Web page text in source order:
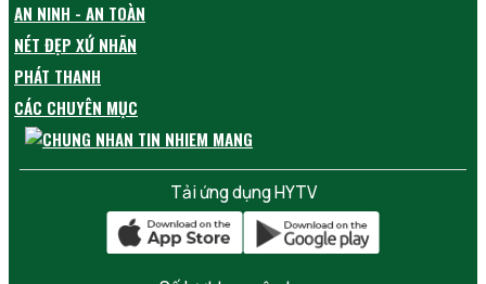
AN NINH - AN TOÀN
NÉT ĐẸP XỨ NHÃN
PHÁT THANH
CÁC CHUYÊN MỤC
Tải ứng dụng HYTV